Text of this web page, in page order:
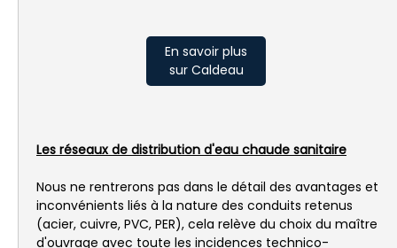
En savoir plus
sur Caldeau
Les réseaux de distribution d'eau chaude sanitaire
Nous ne rentrerons pas dans le détail des avantages et
inconvénients liés à la nature des conduits retenus
(acier, cuivre, PVC, PER), cela relève du choix du maître
d'ouvrage avec toute les incidences technico-